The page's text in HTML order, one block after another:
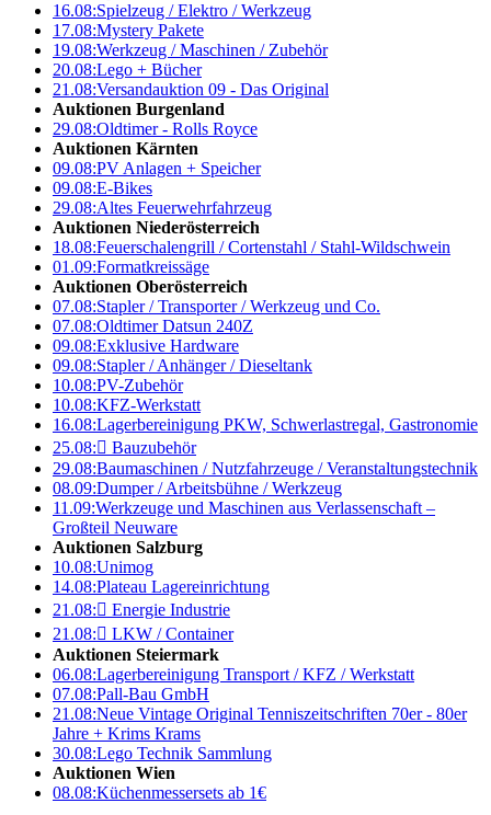
16.08:Spielzeug / Elektro / Werkzeug
17.08:Mystery Pakete
19.08:Werkzeug / Maschinen / Zubehör
20.08:Lego + Bücher
21.08:Versandauktion 09 - Das Original
Auktionen Burgenland
29.08:Oldtimer - Rolls Royce
Auktionen Kärnten
09.08:PV Anlagen + Speicher
09.08:E-Bikes
29.08:Altes Feuerwehrfahrzeug
Auktionen Niederösterreich
18.08:Feuerschalengrill / Cortenstahl / Stahl-Wildschwein
01.09:Formatkreissäge
Auktionen Oberösterreich
07.08:Stapler / Transporter / Werkzeug und Co.
07.08:Oldtimer Datsun 240Z
09.08:Exklusive Hardware
09.08:Stapler / Anhänger / Dieseltank
10.08:PV-Zubehör
10.08:KFZ-Werkstatt
16.08:Lagerbereinigung PKW, Schwerlastregal, Gastronomie
25.08: Bauzubehör
29.08:Baumaschinen / Nutzfahrzeuge / Veranstaltungstechnik
08.09:Dumper / Arbeitsbühne / Werkzeug
11.09:Werkzeuge und Maschinen aus Verlassenschaft –
Großteil Neuware
Auktionen Salzburg
10.08:Unimog
14.08:Plateau Lagereinrichtung
21.08: Energie Industrie
21.08: LKW / Container
Auktionen Steiermark
06.08:Lagerbereinigung Transport / KFZ / Werkstatt
07.08:Pall-Bau GmbH
21.08:Neue Vintage Original Tenniszeitschriften 70er - 80er
Jahre + Krims Krams
30.08:Lego Technik Sammlung
Auktionen Wien
08.08:Küchenmessersets ab 1€